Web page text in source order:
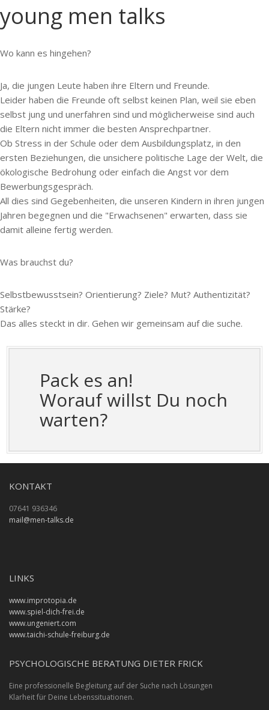
young men talks
Wo kann es hingehen?
Ja, die jungen Leute haben ihre Eltern und Freunde.
Leider haben die Freunde oft selbst keinen Plan, weil sie eben
selbst jung und unerfahren sind und möglicherweise sind auch
die Eltern nicht immer die besten Ansprechpartner.
Ob Stress in der Schule oder dem Ausbildungsplatz, in den
ersten Beziehungen, die unsichere politische Lage der Welt, die
ökologische Bedrohung oder einfach die Angst vor dem
Bewerbungsgespräch.
All dies sind Gegebenheiten, die unseren Kindern in ihren jungen
Jahren begegnen und die "Erwachsenen" erwarten, dass sie
damit alleine fertig werden.
Was brauchst du?
Selbstbewusstsein? Orientierung? Ziele? Mut? Authentizität?
Stärke?
Das alles steckt in dir. Gehen wir gemeinsam auf die suche.
Pack es an!
Worauf willst Du noch
warten?
KONTAKT
07641 936346
mail@men-talks.de
LINKS
www.improtopia.de
www.spiel-dich-frei.de
www.ungeniert.com
www.taichi-schule-freiburg.de
PSYCHOLOGISCHE BERATUNG DIETER FRICK
Eine professionelle Begleitung auf der Suche nach Lösungen
Klarheit für Deine Lebenssituationen.